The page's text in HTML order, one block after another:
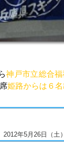
神戸市立総合
姫路からは６
年5月26日（土）